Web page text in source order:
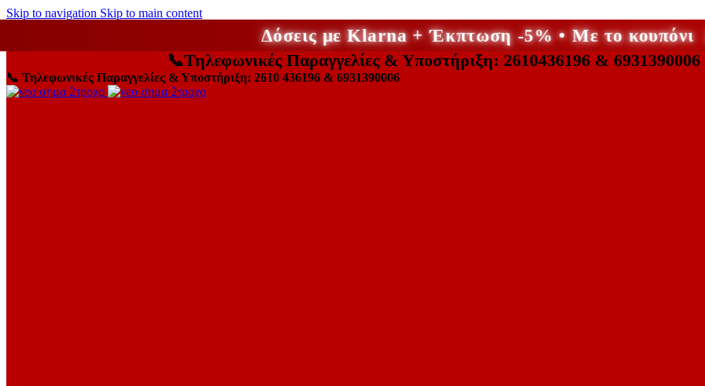
Skip to navigation Skip to main content
Δόσεις με Klarna + Έκπτωση -5% • Με το
📞Τηλεφωνικές Παραγγελίες & Υποστήριξη: 2610436196 & 6931390006
📞 Τηλεφωνικές Παραγγελίες & Υποστήριξη: 2610 436196 & 6931390006